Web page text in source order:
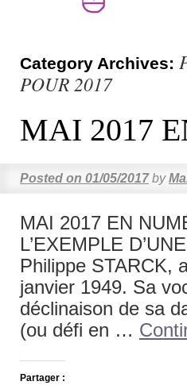
Category Archives:
POUR 2017
MAI 2017
Posted on 01/05/2017 by
MAI 2017 EN
L’EXEMPLE
Philippe STARCK,
janvier 1949. Sa
déclinaison de sa
(ou défi en …
Partager :